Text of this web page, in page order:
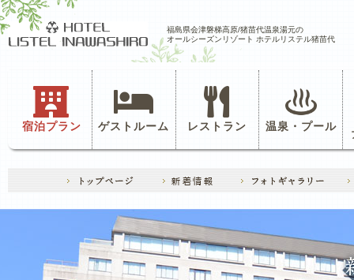
福島県会津磐梯高原/猪苗代温泉湯元の
オールシーズンリゾート ホテルリステル猪苗代
宿泊プラン ゲストルーム レストラン 温泉・プール